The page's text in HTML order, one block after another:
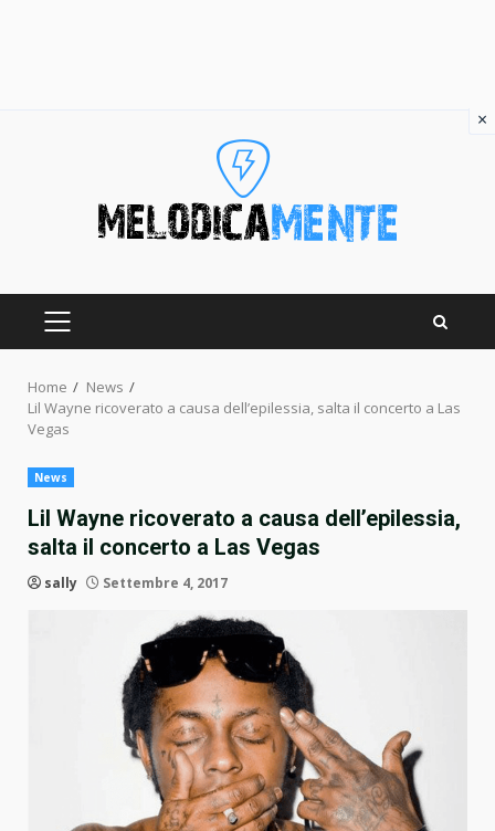
PRIMARY
Home
News
Lil Wayne ricoverato a causa dell’epilessia, salta il concerto a Las
Vegas
News
Lil Wayne ricoverato a causa dell’epilessia,
salta il concerto a Las Vegas
sally Settembre 4, 2017
×